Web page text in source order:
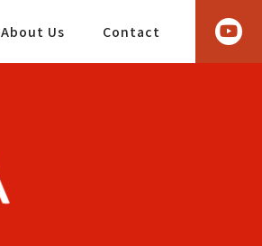
About Us Contact